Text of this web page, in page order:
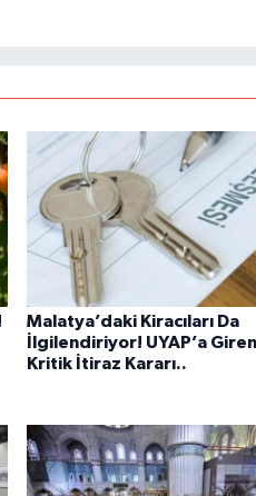
Malatya’daki Kiracıları Da
İlgilendiriyor! UYAP’a
Kritik İtiraz Kararı..